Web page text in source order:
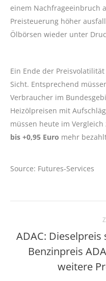
einem Nachfrageeinbruch
Preisteuerung höher
Ölbörsen wieder unter
Ein Ende der
Sicht. Entsprechend
Verbraucher im
Heizölpreisen mit
müssen heute im
bis +0,95 Euro mehr
Source: Futures-Services
ADAC:
Benzinpreis
weitere